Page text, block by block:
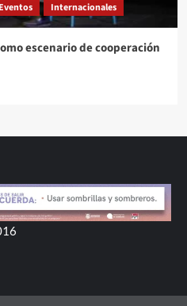
Eventos Internacionales
escenario de cooperación